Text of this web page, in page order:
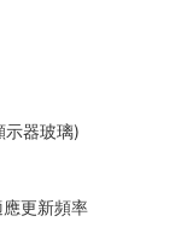
示器玻璃)
更新頻率